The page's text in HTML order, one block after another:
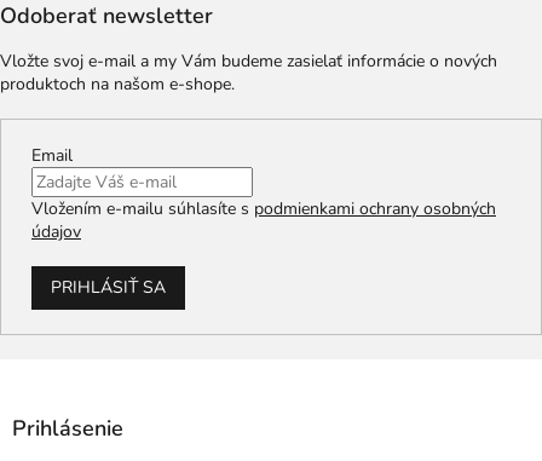
Odoberať newsletter
Vložte svoj e-mail a my Vám budeme zasielať informácie o nových
produktoch na našom e-shope.
Email
Vložením e-mailu súhlasíte s podmienkami ochrany osobných
údajov
PRIHLÁSIŤ SA
Prihlásenie